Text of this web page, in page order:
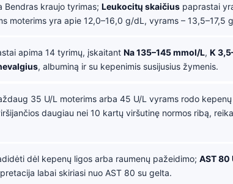
Bendras kraujo tyrimas; Leukocitų skaičius paprastai
moterims yra apie 12,0–16,0 g/dL, vyrams – 13,5–17,5
apima 14 tyrimų, įskaitant Na 135–145 mmol/L, K
, albuminą ir su kepenimis susijusius žymenis.
35 U/L moterims arba 45 U/L vyrams rodo
daugiau nei 10 kartų viršutinę normos ribą,
dėl kepenų ligos arba raumenų pažeidimo; AST 80
labai skiriasi nuo AST 80 su gelta.